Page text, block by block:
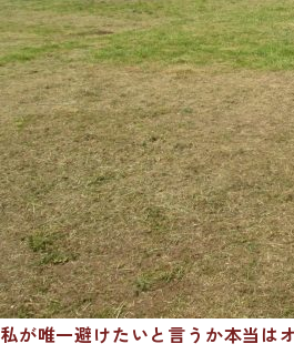
私が唯一避けたいと言うか本当は